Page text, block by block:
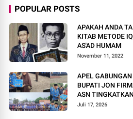
POPULAR POSTS
APAKAH ANDA
KITAB METODE
AS'AD HUMAM
November 11, 2022
APEL
BUPATI JON
ASN
PELAYANAN
Juli 17, 2026